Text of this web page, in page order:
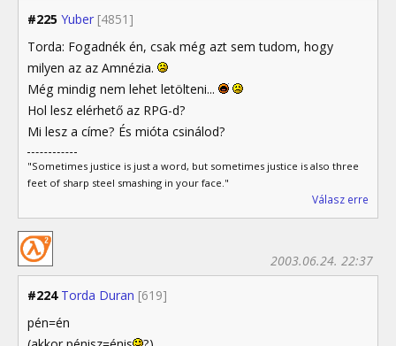
#225 Yuber [4851]
Torda: Fogadnék én, csak még azt sem tudom, hogy
milyen az az Amnézia.
Még mindig nem lehet letölteni...
Hol lesz elérhető az RPG-d?
Mi lesz a címe? És mióta csinálod?
"Sometimes justice is just a word, but sometimes justice is also three
feet of sharp steel smashing in your face."
Válasz erre
#224 Torda Duran [619]
2003.06.24. 22:37
pén=én